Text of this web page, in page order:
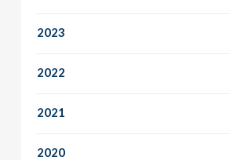
2023
2022
2021
2020